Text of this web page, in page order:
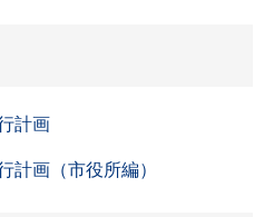
計画
計画（市役所編）